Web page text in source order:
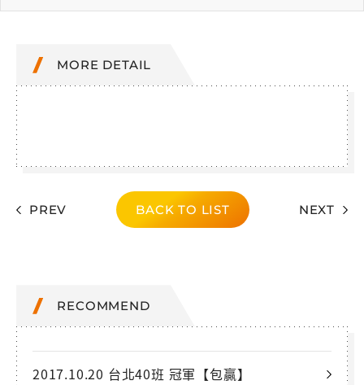
MORE DETAIL
PREV BACK TO LIST NEXT
RECOMMEND
2017.10.20 台北40班 冠軍【包贏】